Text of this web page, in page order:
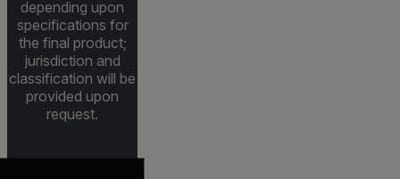
depending upon
specifications for
the final product;
jurisdiction and
classification will be
provided upon
request.